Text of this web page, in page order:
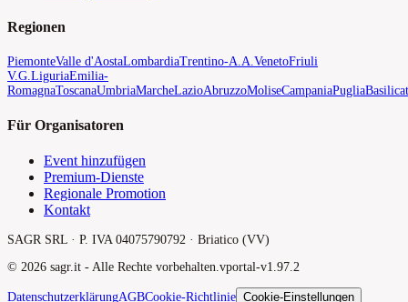
Regionen
PiemonteValle d'AostaLombardiaTrentino-A.A. VenetoFriuli
V.G. LiguriaEmilia-
RomagnaToscanaUmbriaMarcheLazioAbruzzoMoliseCampaniaPuglia
Für Organisatoren
Event hinzufügen
Premium-Dienste
Regionale Promotion
Kontakt
SAGR SRL · P. IVA 04075790792 · Briatico (VV)
© 2026 sagr.it - Alle Rechte vorbehalten.vportal-v1.97.2
DatenschutzerklärungAGBCookie-Richtlinie Cookie-Einstellungen